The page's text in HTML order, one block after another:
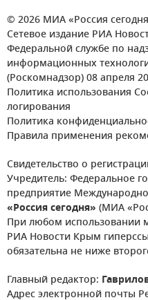
© 2026 МИА «Россия
Сетевое издание РИА
Федеральной службе по
информационных
(Роскомнадзор) 08 апреля
Политика использования
логирования
Политика
Правила применения
Свидетельство о
Учредитель: Федеральное
предприятие
«Россия сегодня» (МИА
При любом использовании
РИА Новости Крым
обязательна не ниже
Главный редактор:
Адрес электронной почты